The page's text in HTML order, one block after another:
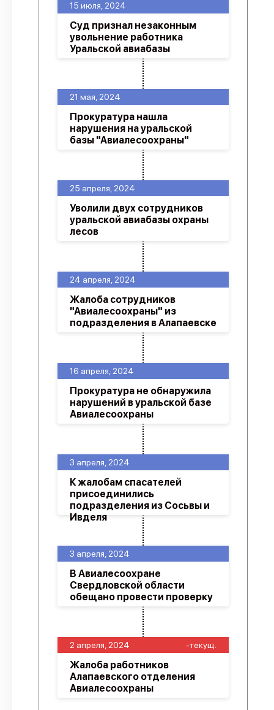
2 апреля, 2024 -текущ.
Жалоба работников
Алапаевского отделения
Авиалесоохраны
3 апреля, 2024
В Авиалесоохране
Свердловской области
обещано провести проверку
3 апреля, 2024
К жалобам спасателей
присоединились
подразделения из Сосьвы и
Ивделя
16 апреля, 2024
Прокуратура не обнаружила
нарушений в уральской базе
Авиалесоохраны
24 апреля, 2024
Жалоба сотрудников
"Авиалесоохраны" из
подразделения в Алапаевске
25 апреля, 2024
Уволили двух сотрудников
уральской авиабазы охраны
лесов
21 мая, 2024
Прокуратура нашла
нарушения на уральской
базы "Авиалесоохраны"
15 июля, 2024
Суд признал незаконным
увольнение работника
Уральской авиабазы